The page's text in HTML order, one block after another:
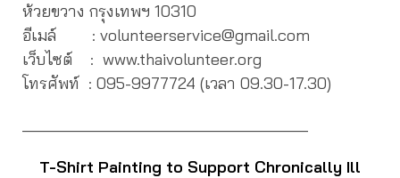
ห้วยขวาง กรุงเทพฯ 10310
อีเมล์ : volunteerservice@gmail.com
เว็บไซต์ : www.thaivolunteer.org
โทรศัพท์ : 095-9977724 (เวลา 09.30-17.30)
T-Shirt Painting to Support Chronically Ill